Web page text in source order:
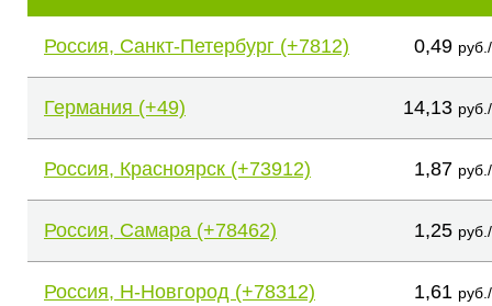
Россия, Санкт-Петербург (+7812) 0,49
Германия (+49) 14,13
Россия, Красноярск (+73912) 1,87
Россия, Самара (+78462) 1,25
Россия, Н-Новгород (+78312) 1,61